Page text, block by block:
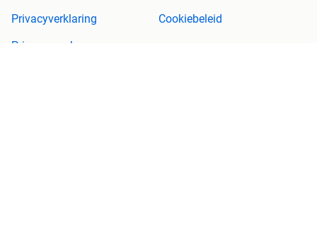
Privacyverklaring
Cookiebeleid
Privacyvoorkeuren